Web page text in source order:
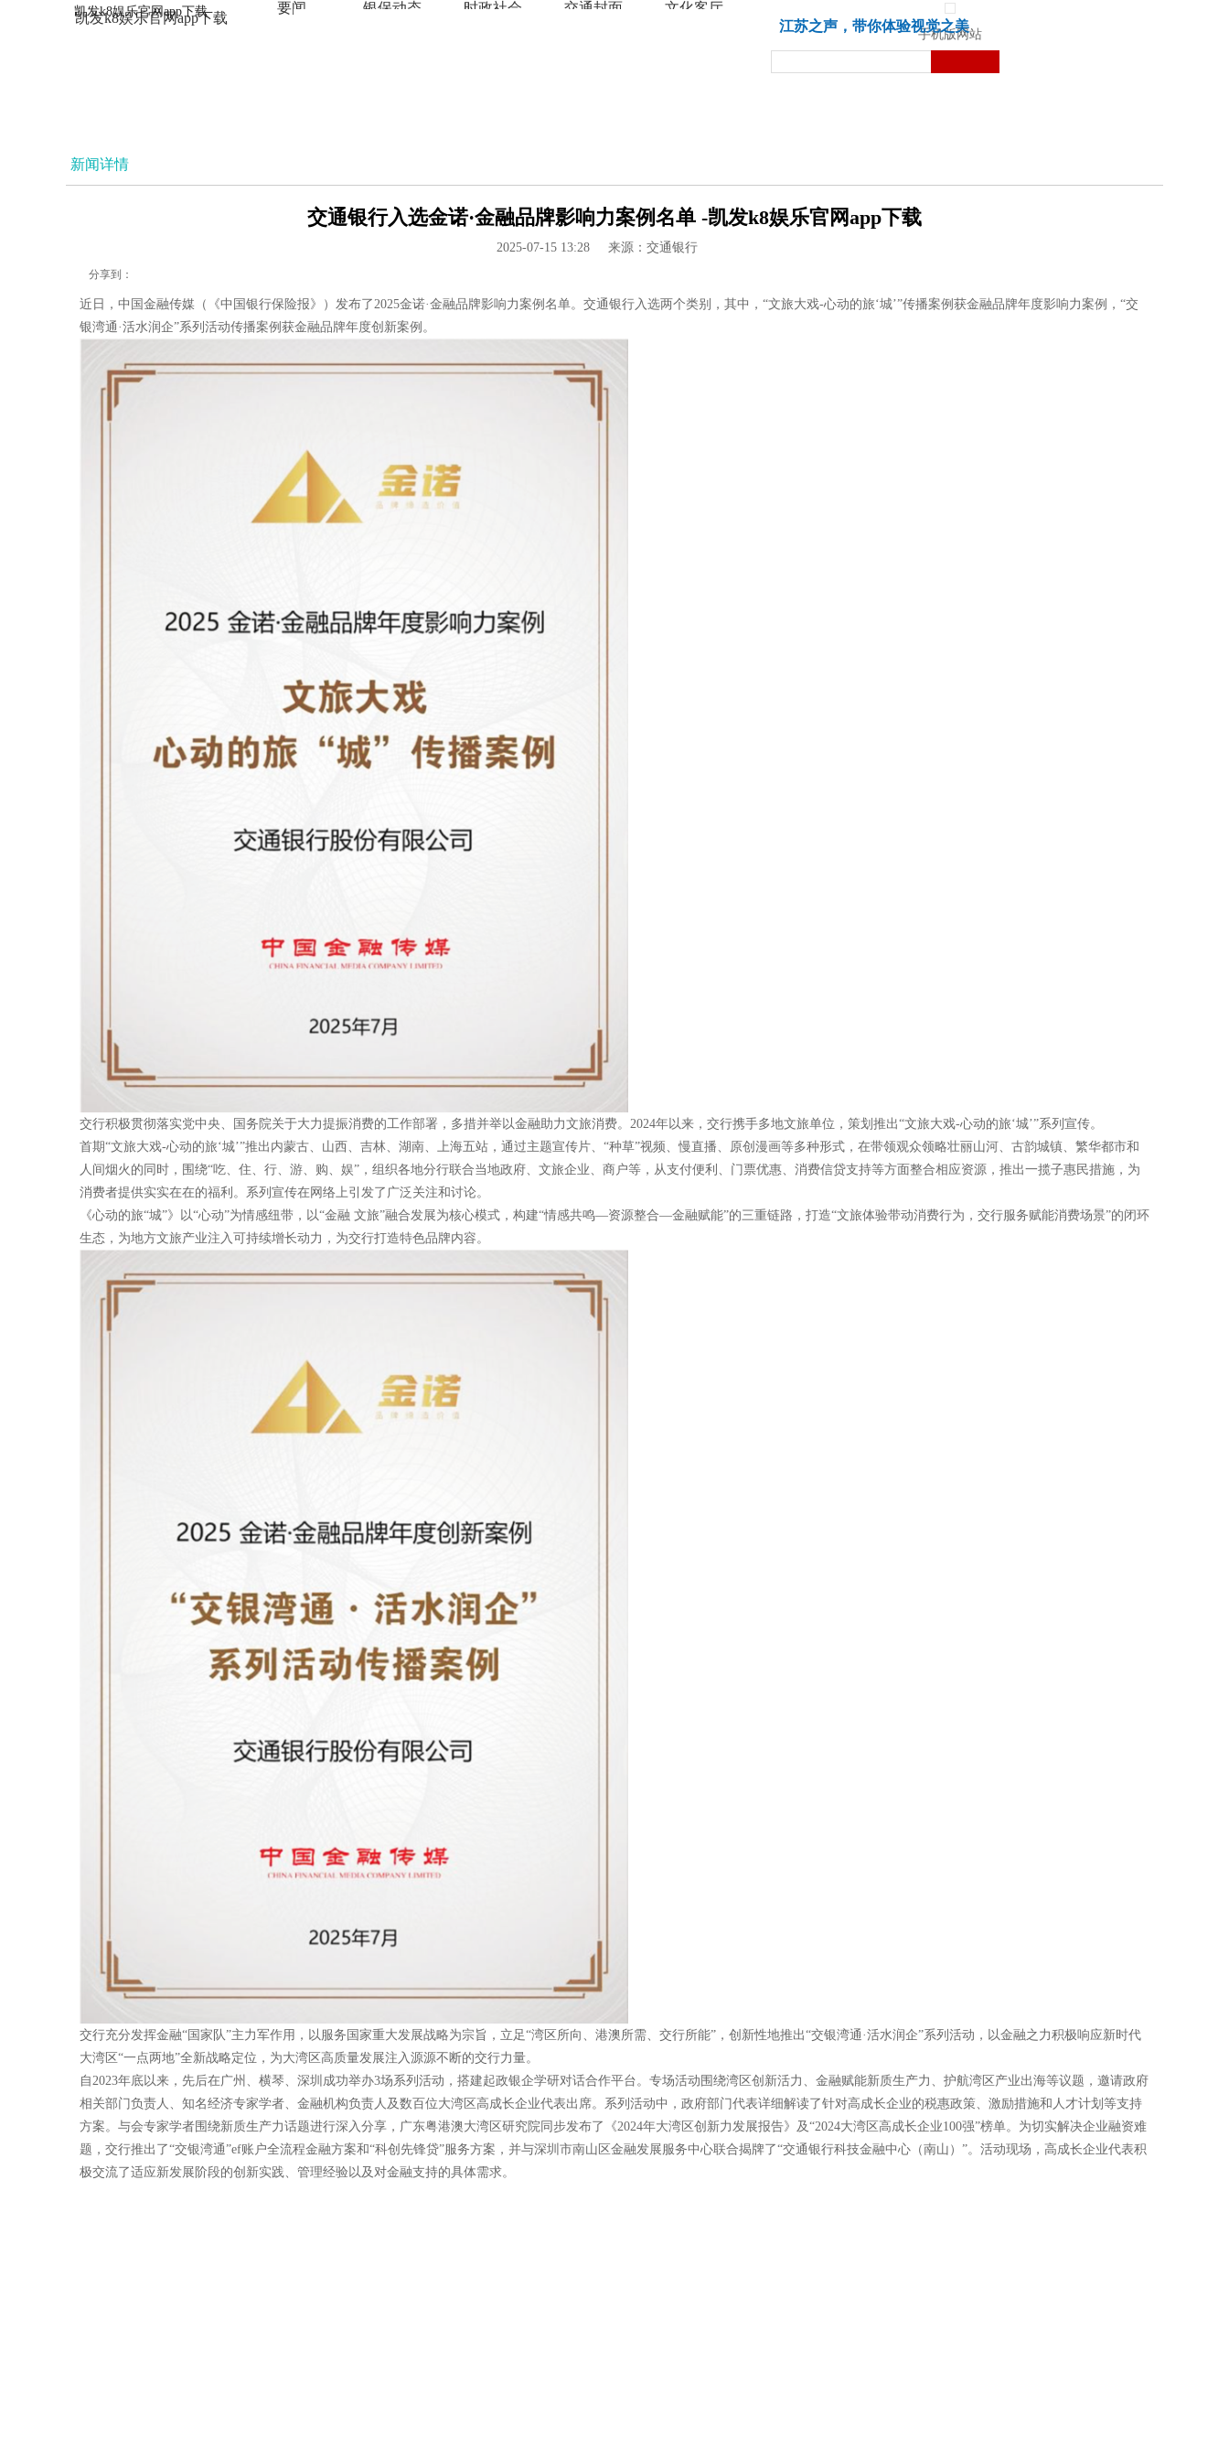
凯发k8娱乐官网app下载
凯发k8娱乐官网app下载
要闻 银保动态 时政社会 交通封面 文化客厅
手机版网站
江苏之声，带你体验视觉之美
新闻详情
交通银行入选金诺·金融品牌影响力案例名单 -凯发k8娱乐官网app下载
2025-07-15 13:28 来源：交通银行
分享到：
近日，中国金融传媒（《中国银行保险报》）发布了2025金诺·金融品牌影响力案例名单。交通银行入选两个类别，其中，“文旅大戏-心动的旅‘城’”传播案例获金融品牌年度影响力案例，“交
银湾通·活水润企”系列活动传播案例获金融品牌年度创新案例。
交行积极贯彻落实党中央、国务院关于大力提振消费的工作部署，多措并举以金融助力文旅消费。2024年以来，交行携手多地文旅单位，策划推出“文旅大戏-心动的旅‘城’”系列宣传。
首期“文旅大戏-心动的旅‘城’”推出内蒙古、山西、吉林、湖南、上海五站，通过主题宣传片、“种草”视频、慢直播、原创漫画等多种形式，在带领观众领略壮丽山河、古韵城镇、繁华都市和
人间烟火的同时，围绕“吃、住、行、游、购、娱”，组织各地分行联合当地政府、文旅企业、商户等，从支付便利、门票优惠、消费信贷支持等方面整合相应资源，推出一揽子惠民措施，为
消费者提供实实在在的福利。系列宣传在网络上引发了广泛关注和讨论。
《心动的旅“城”》以“心动”为情感纽带，以“金融 文旅”融合发展为核心模式，构建“情感共鸣—资源整合—金融赋能”的三重链路，打造“文旅体验带动消费行为，交行服务赋能消费场景”的闭环
生态，为地方文旅产业注入可持续增长动力，为交行打造特色品牌内容。
交行充分发挥金融“国家队”主力军作用，以服务国家重大发展战略为宗旨，立足“湾区所向、港澳所需、交行所能”，创新性地推出“交银湾通·活水润企”系列活动，以金融之力积极响应新时代
大湾区“一点两地”全新战略定位，为大湾区高质量发展注入源源不断的交行力量。
自2023年底以来，先后在广州、横琴、深圳成功举办3场系列活动，搭建起政银企学研对话合作平台。专场活动围绕湾区创新活力、金融赋能新质生产力、护航湾区产业出海等议题，邀请政府
相关部门负责人、知名经济专家学者、金融机构负责人及数百位大湾区高成长企业代表出席。系列活动中，政府部门代表详细解读了针对高成长企业的税惠政策、激励措施和人才计划等支持
方案。与会专家学者围绕新质生产力话题进行深入分享，广东粤港澳大湾区研究院同步发布了《2024年大湾区创新力发展报告》及“2024大湾区高成长企业100强”榜单。为切实解决企业融资难
题，交行推出了“交银湾通”ef账户全流程金融方案和“科创先锋贷”服务方案，并与深圳市南山区金融发展服务中心联合揭牌了“交通银行科技金融中心（南山）”。活动现场，高成长企业代表积
极交流了适应新发展阶段的创新实践、管理经验以及对金融支持的具体需求。